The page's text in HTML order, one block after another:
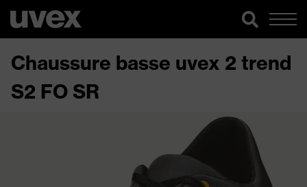
Chaussure basse uvex 2 trend
S2 FO SR